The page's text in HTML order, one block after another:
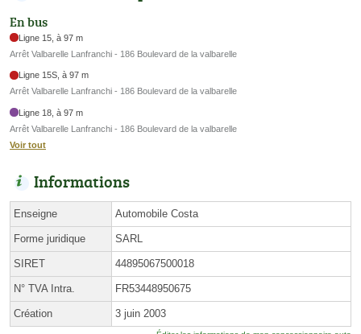
En bus
Ligne 15, à 97 m
Arrêt Valbarelle Lanfranchi - 186 Boulevard de la valbarelle
Ligne 15S, à 97 m
Arrêt Valbarelle Lanfranchi - 186 Boulevard de la valbarelle
Ligne 18, à 97 m
Arrêt Valbarelle Lanfranchi - 186 Boulevard de la valbarelle
Voir tout
Informations
Enseigne Automobile Costa
Forme juridique SARL
SIRET 44895067500018
N° TVA Intra. FR53448950675
Création 3 juin 2003